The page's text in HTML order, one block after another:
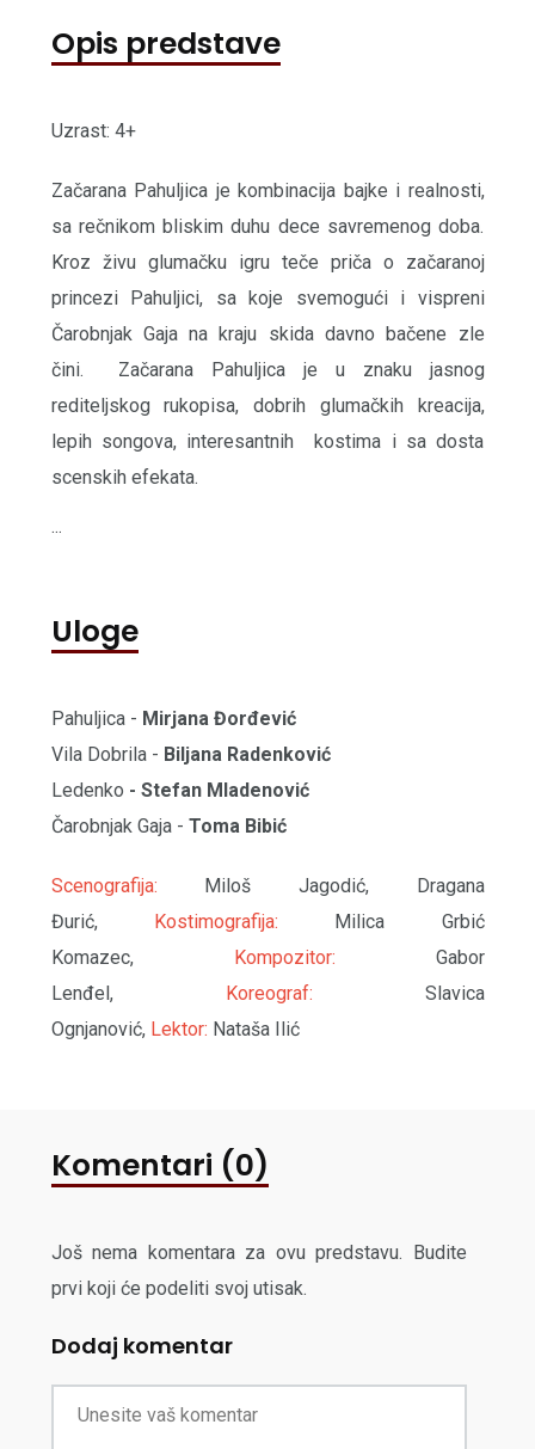
Opis predstave
Uzrast: 4+
Začarana Pahulјica je kombinacija bajke i realnosti,
sa rečnikom bliskim duhu dece savremenog doba.
Kroz živu glumačku igru teče priča o začaranoj
princezi Pahulјici, sa koje svemogući i vispreni
Čarobnjak Gaja na kraju skida davno bačene zle
čini. Začarana Pahulјica je u znaku jasnog
reditelјskog rukopisa, dobrih glumačkih kreacija,
lepih songova, interesantnih kostima i sa dosta
scenskih efekata.
...
Uloge
Pahulјica - Mirjana Đorđević
Vila Dobrila - Biljana Radenković
Ledenko - Stefan Mladenović
Čarobnjak Gaja - Toma Bibić
Scenografija: Miloš Jagodić, Dragana
Đurić,
Kostimografija:
Milica Grbić
Komazec,Kompozitor: Gabor
Lenđel,
Koreograf: Slavica
Ognjanović, Lektor: Nataša Ilić
Komentari (0)
Još nema komentara za ovu predstavu. Budite
prvi koji će podeliti svoj utisak.
Dodaj komentar